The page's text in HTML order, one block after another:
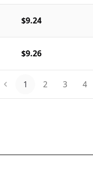
$9.24
$9.26
1 2 3 4